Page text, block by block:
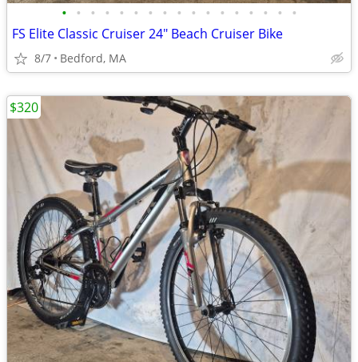
• • • • • • • • • • • • • • • • •
FS Elite Classic Cruiser 24" Beach Cruiser Bike
8/7 Bedford, MA
$320